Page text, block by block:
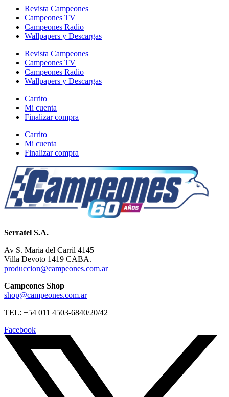
Revista Campeones
Campeones TV
Campeones Radio
Wallpapers y Descargas
Revista Campeones
Campeones TV
Campeones Radio
Wallpapers y Descargas
Carrito
Mi cuenta
Finalizar compra
Carrito
Mi cuenta
Finalizar compra
Serratel S.A.
Av S. Maria del Carril 4145
Villa Devoto 1419 CABA.
produccion@campeones.com.ar
Campeones Shop
shop@campeones.com.ar
TEL: +54 011 4503-6840/20/42
Facebook